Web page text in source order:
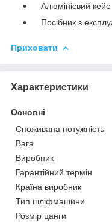
Алюмінієвий кейс
Посібник з
Приховати
Характеристики
Основні
Споживана потужність
Вага
Виробник
Гарантійний термін
Країна виробник
Тип шліфмашини
Розмір цанги